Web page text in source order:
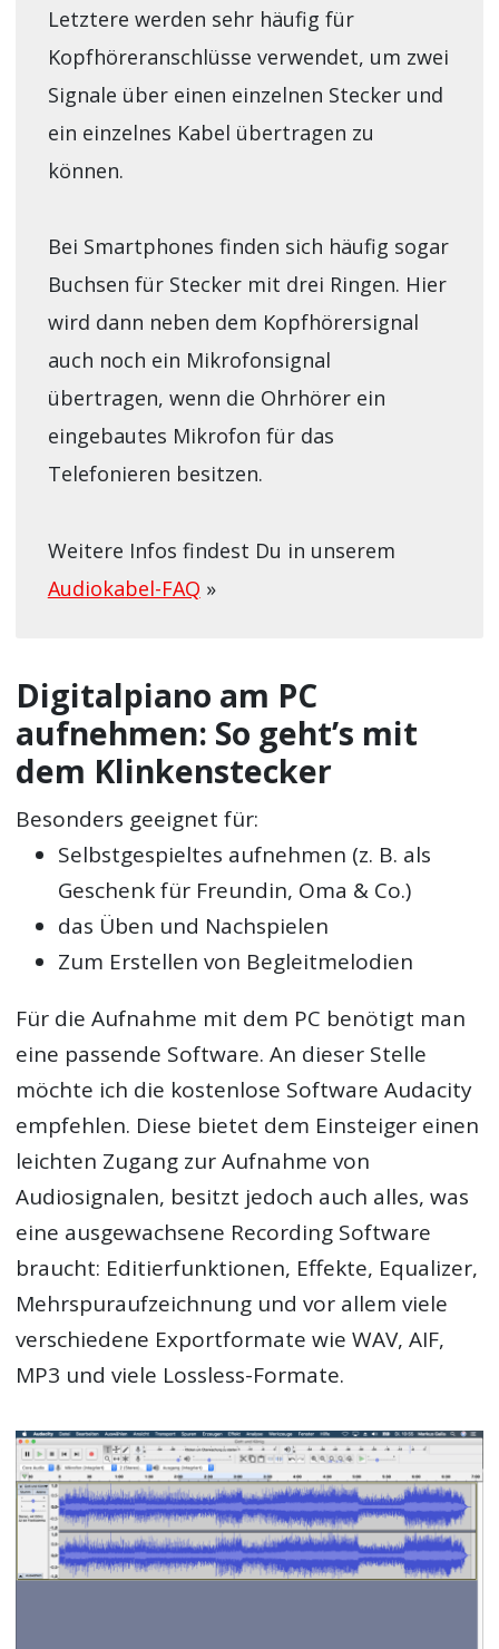
Letztere werden sehr häufig für
Kopfhöreranschlüsse verwendet, um zwei
Signale über einen einzelnen Stecker und
ein einzelnes Kabel übertragen zu
können.
Bei Smartphones finden sich häufig sogar
Buchsen für Stecker mit drei Ringen. Hier
wird dann neben dem Kopfhörersignal
auch noch ein Mikrofonsignal
übertragen, wenn die Ohrhörer ein
eingebautes Mikrofon für das
Telefonieren besitzen.
Weitere Infos findest Du in unserem
Audiokabel-FAQ »
Digitalpiano am PC
aufnehmen: So geht’s mit
dem Klinkenstecker
Besonders geeignet für:
Selbstgespieltes aufnehmen (z. B. als
Geschenk für Freundin, Oma & Co.)
das Üben und Nachspielen
Zum Erstellen von Begleitmelodien
Für die Aufnahme mit dem PC benötigt man
eine passende Software. An dieser Stelle
möchte ich die kostenlose Software Audacity
empfehlen. Diese bietet dem Einsteiger einen
leichten Zugang zur Aufnahme von
Audiosignalen, besitzt jedoch auch alles, was
eine ausgewachsene Recording Software
braucht: Editierfunktionen, Effekte, Equalizer,
Mehrspuraufzeichnung und vor allem viele
verschiedene Exportformate wie WAV, AIF,
MP3 und viele Lossless-Formate.